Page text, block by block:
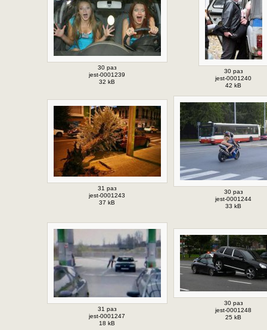
30 раз
jest-0001239
32 kB
30 раз
jest-0001240
42 kB
31 раз
jest-0001243
37 kB
30 раз
jest-0001244
33 kB
31 раз
jest-0001247
18 kB
30 раз
jest-0001248
25 kB